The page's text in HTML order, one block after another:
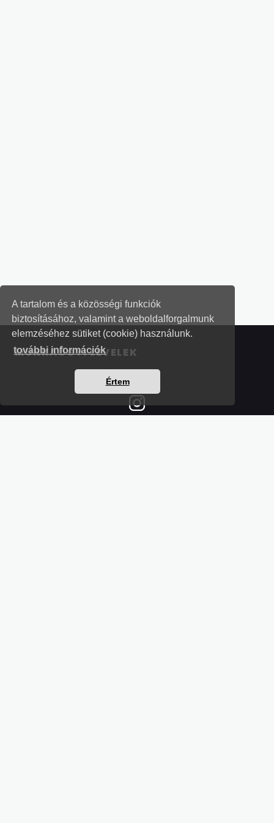
A tartalom és a közösségi funkciók
biztosításához, valamint a weboldalforgalmunk
elemzéséhez sütiket (cookie) használunk.
további információk
Értem
MUNKAÜGYI LEVELEK